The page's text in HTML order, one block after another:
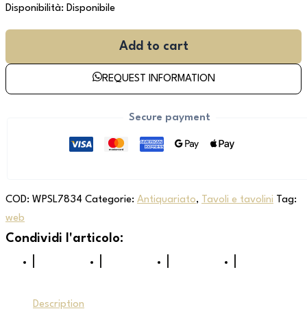
Disponibilità: Disponibile
Add to cart
REQUEST INFORMATION
Secure payment
COD: WPSL7834 Categorie: Antiquariato, Tavoli e tavolini Tag:
web
Description